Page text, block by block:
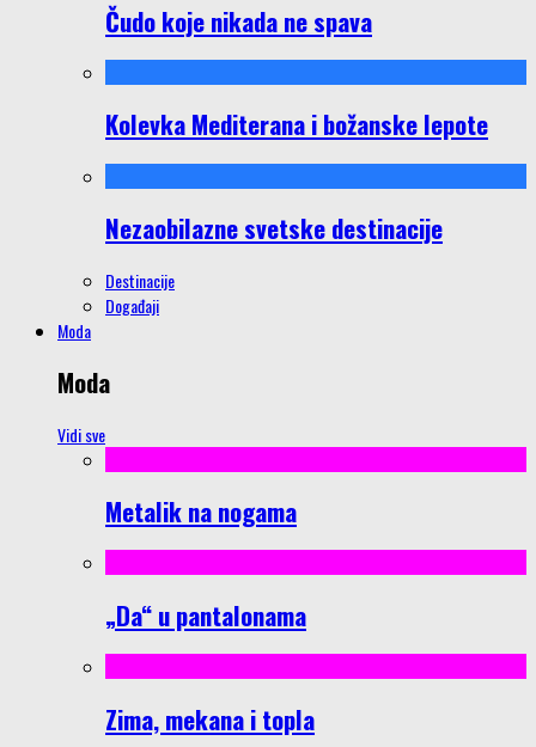
Čudo koje nikada ne spava
Kolevka Mediterana i božanske lepote
Nezaobilazne svetske destinacije
Destinacije
Događaji
Moda
Moda
Vidi sve
Metalik na nogama
„Da“ u pantalonama
Zima, mekana i topla